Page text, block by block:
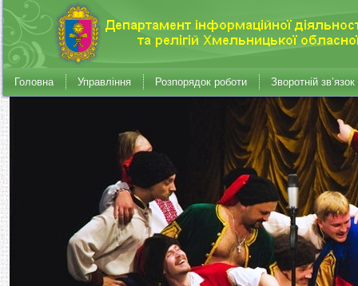
Головна Управління Розпорядок роботи Зворотній зв’язок